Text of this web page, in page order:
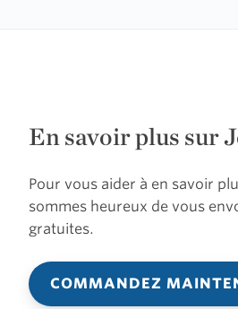
En savoir plus sur
Pour vous aider à en savoir
sommes heureux de vous
gratuites.
COMMANDEZ